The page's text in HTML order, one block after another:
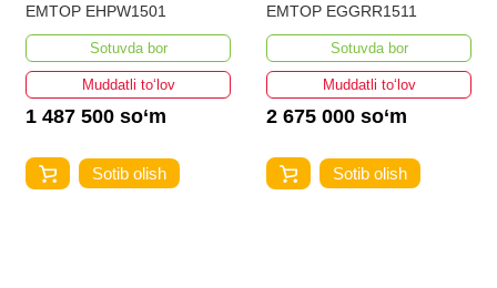
EMTOP EHPW1501
Sotuvda bor
Muddatli to‘lov
1 487 500 so‘m
Sotib olish
EMTOP EGGRR1511
Sotuvda bor
Muddatli to‘lov
2 675 000 so‘m
Sotib olish